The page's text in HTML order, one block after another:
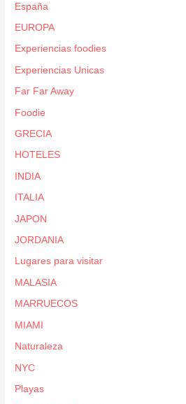
España
EUROPA
Experiencias foodies
Experiencias Unicas
Far Far Away
Foodie
GRECIA
HOTELES
INDIA
ITALIA
JAPON
JORDANIA
Lugares para visitar
MALASIA
MARRUECOS
MIAMI
Naturaleza
NYC
Playas